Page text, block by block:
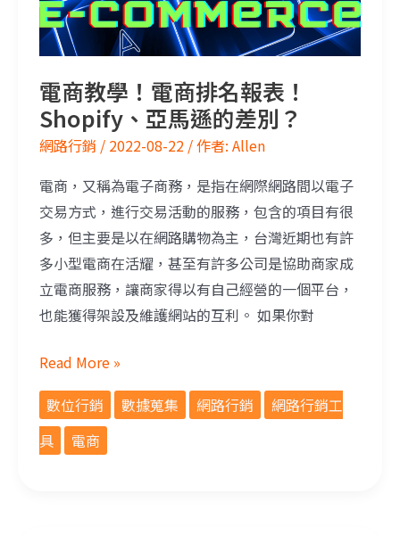
電商教學！電商排名報表！
Shopify、亞馬遜的差別？
網路行銷 / 2022-08-22 / 作者: Allen
電商，又稱為電子商務，是指在網際網路間以電子
交易方式，進行交易活動的服務，包含的項目有很
多，但主要是以在網路購物為主，台灣近期也有許
多小型電商在活耀，甚至有許多公司是協助商家成
立電商服務，讓商家得以有自己經營的一個平台，
也能獲得架設及維護網站的互利。 如果你對
Read More »
數位行銷
數據蒐集 網路行銷
網路行銷工
具
電商